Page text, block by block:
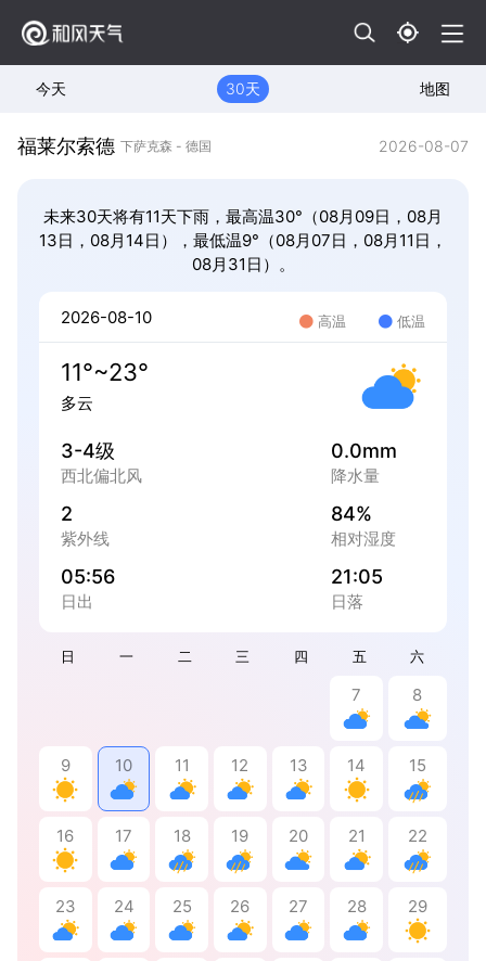
今天 30天 地图
福莱尔索德 下萨克森 - 德国 2026-08-07
未来30天将有11天下雨，最高温30°（08月09日，08月
13日，08月14日），最低温9°（08月07日，08月11日，
08月31日）。
日 一 二 三 四 五 六
7 8
9 10 11 12 13 14 15
16 17 18 19 20 21 22
23 24 25 26 27 28 29
2026-08-10 高温 低温
11°~23°
多云
3-4级
西北偏北风
0.0mm
降水量
2
紫外线
84%
相对湿度
05:56
日出
21:05
日落